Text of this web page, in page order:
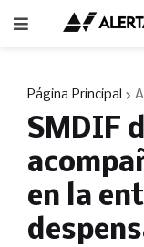
Página Principal
SMDIF
en la